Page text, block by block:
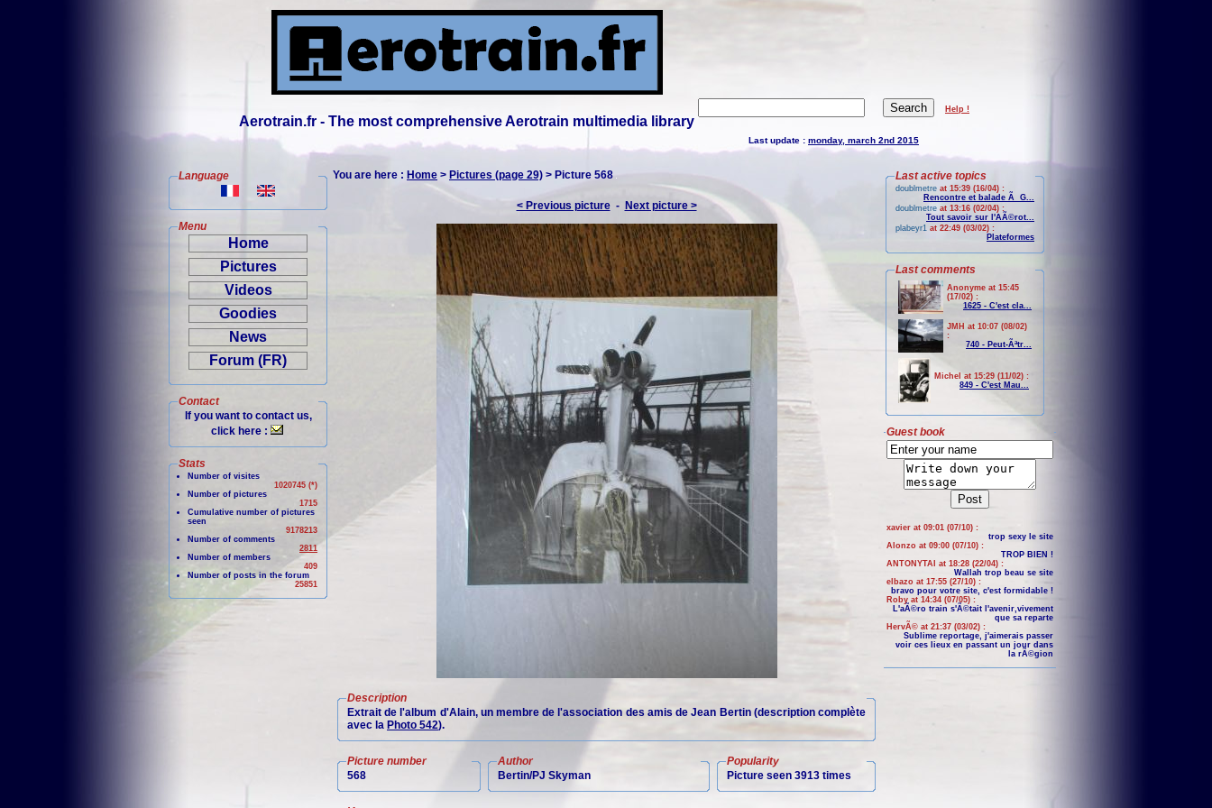
Aerotrain.fr - The most comprehensive Aerotrain multimedia library
Help !
Last update : monday, march 2nd 2015
Language
Menu
Home
Pictures
Videos
Goodies
News
Forum (FR)
Contact
If you want to contact us,
click here :
Stats
Number of visites
1020745 (*)
Number of pictures
1715
Cumulative number of pictures
seen
9178213
Number of comments
2811
Number of members
409
Number of posts in the forum
25851
You are here : Home > Pictures (page 29) > Picture 568
< Previous picture- Next picture >
Description
Extrait de l'album d'Alain, un membre de l'association des amis de Jean Bertin (description complète
avec la Photo 542).
Picture number
568
Author
Bertin/PJ Skyman
Popularity
Picture seen 3913 times
Last active topics
doublmetre at 15:39 (16/04) :
Rencontre et balade Ã G...
doublmetre at 13:16 (02/04) :
Tout savoir sur l'AÃ©rot...
plabeyr1 at 22:49 (03/02) :
Plateformes
Last comments
Anonyme at 15:45
(17/02) :
1625 - C'est cla...
JMH at 10:07 (08/02)
:
740 - Peut-Ãªtr...
Michel at 15:29 (11/02) :
849 - C'est Mau...
Guest book
xavier at 09:01 (07/10) :
trop sexy le site
Alonzo at 09:00 (07/10) :
TROP BIEN !
ANTONYTAI at 18:28 (22/04) :
Wallah trop beau se site
elbazo at 17:55 (27/10) :
bravo pour votre site, c'est formidable !
Roby at 14:34 (07/05) :
L'aÃ©ro train s'Ã©tait l'avenir,vivement
que sa reparte
HervÃ© at 21:37 (03/02) :
Sublime reportage, j'aimerais passer
voir ces lieux en passant un jour dans
la rÃ©gion